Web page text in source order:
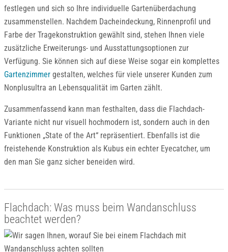
festlegen und sich so Ihre individuelle Gartenüberdachung
zusammenstellen. Nachdem Dacheindeckung, Rinnenprofil und
Farbe der Tragekonstruktion gewählt sind, stehen Ihnen viele
zusätzliche Erweiterungs- und Ausstattungsoptionen zur
Verfügung. Sie können sich auf diese Weise sogar ein komplettes
Gartenzimmer gestalten, welches für viele unserer Kunden zum
Nonplusultra an Lebensqualität im Garten zählt.
Zusammenfassend kann man festhalten, dass die Flachdach-
Variante nicht nur visuell hochmodern ist, sondern auch in den
Funktionen „State of the Art“ repräsentiert. Ebenfalls ist die
freistehende Konstruktion als Kubus ein echter Eyecatcher, um
den man Sie ganz sicher beneiden wird.
Flachdach: Was muss beim Wandanschluss
beachtet werden?